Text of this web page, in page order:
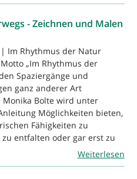
- Zeichnen und Malen
| Im Rhythmus der Natur
„Im Rhythmus der
Spaziergänge und
ganz anderer Art
Monika Bolte wird unter
Möglichkeiten bieten,
Fähigkeiten zu
zu entfalten oder gar erst zu
Weiterlesen